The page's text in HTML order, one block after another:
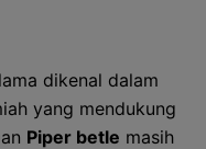
dikenal dalam
yang mendukung
Piper betle masih